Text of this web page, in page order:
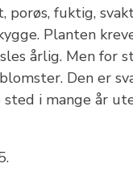
porøs, fuktig,
Planten
årlig. Men for
Den er
i mange år